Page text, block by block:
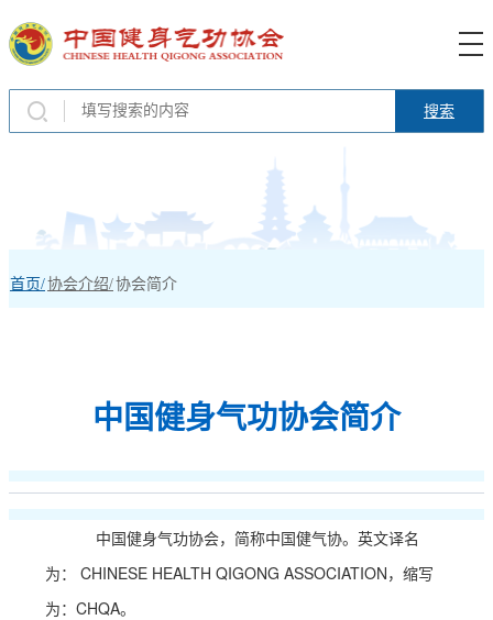
搜索
首页/协会介绍/协会简介
中国健身气功协会简介
中国健身气功协会，简称中国健气协。英文译名
为： CHINESE HEALTH QIGONG ASSOCIATION，缩写
为：CHQA。